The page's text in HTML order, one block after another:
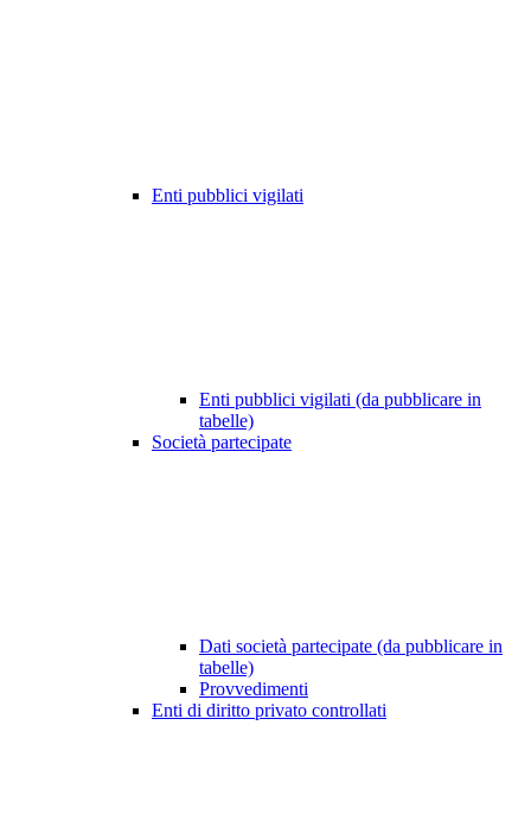
Enti pubblici vigilati
Enti pubblici vigilati (da pubblicare in
tabelle)
Società partecipate
Dati società partecipate (da pubblicare in
tabelle)
Provvedimenti
Enti di diritto privato controllati